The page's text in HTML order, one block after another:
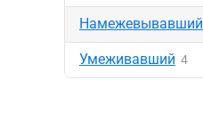
Намежевывавший
Умеживавший 4